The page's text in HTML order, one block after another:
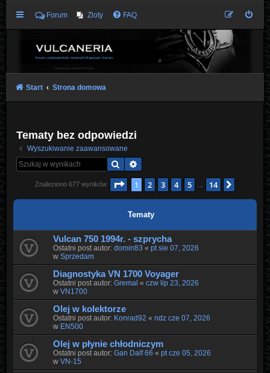
Forum Zloty FAQ
Start Strona domowa
Tematy bez odpowiedzi
Wyszukiwanie zaawansowane
Szukaj
Znaleziono 677 wyników Strona1 z14
1 2 3 4 5 14
Tematy
Vulcan 750 1994r. - szprycha
Ostatni post autor: domin83 « pt sie 07, 2026
w Sprzedam
Diagnostyka VN 1700 Voyager
Ostatni post autor: Gremal « czw lip 23, 2026
w VN1700
Olej w kolektorze
Ostatni post autor: Konrad92 « ndz cze 07, 2026
w EN500
Olej w płynie chłodniczym
Ostatni post autor: Gan Dalf 66 « pt cze 05, 2026
w VN-15